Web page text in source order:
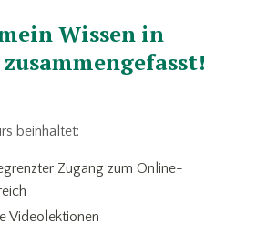
Wissen in
beinhaltet:
Zugang zum Online-
Videolektionen